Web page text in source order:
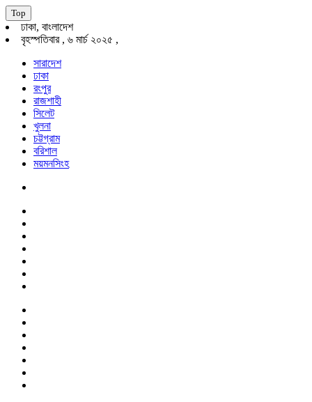
Top
ঢাকা, বাংলাদেশ
বৃহস্পতিবার , ৬ মার্চ ২০২৫ ,
সারাদেশ
ঢাকা
রংপুর
রাজশাহী
সিলেট
খুলনা
চট্টগ্রাম
বরিশাল
ময়মনসিংহ